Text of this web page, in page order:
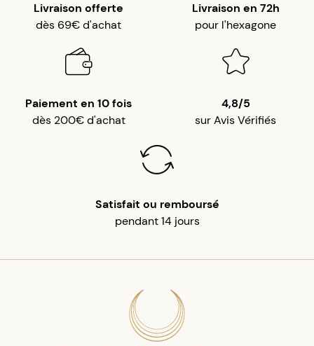
D'autant plus déçue que je n'ai pas trouvé la
procédure de retour.
07/12/24
Sylvie D 19/04/25
Cet article est magnifique, en tout cas conforme
à mes attentes. La taille est parfaite. ATTENTION:
Livraison offerte
dès 69€ d'achat
Livraison en 72h
pour l'hexagone
Paiement en 10 fois
dès 200€ d'achat
4,8/5
sur Avis Vérifiés
Satisfait ou remboursé
pendant 14 jours